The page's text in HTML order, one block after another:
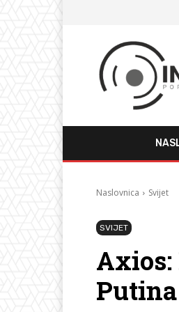
Naslovnica Svijet
SVIJET
Putina